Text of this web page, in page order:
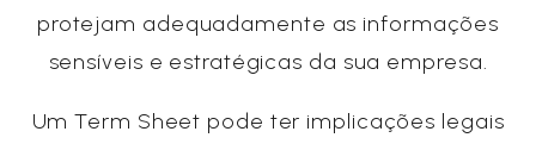
protejam adequadamente as informações
sensíveis e estratégicas da sua empresa.
Um Term Sheet pode ter implicações legais